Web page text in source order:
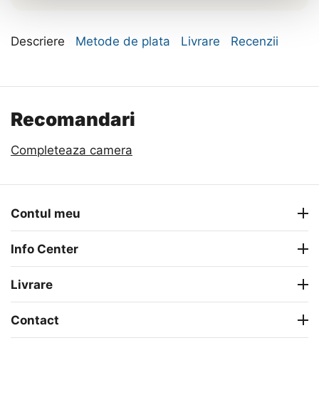
Descriere Metode de plata Livrare Recenzii
Recomandari
Completeaza camera
Contul meu
Info Center
Livrare
Contact